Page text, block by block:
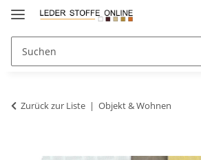
Zurück zur Liste Objekt & Wohnen